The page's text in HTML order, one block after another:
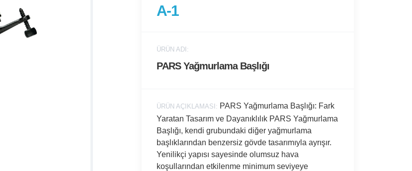
A-1
ÜRÜN ADI:
PARS Yağmurlama Başlığı
ÜRÜN AÇIKLAMASI: PARS Yağmurlama Başlığı: Fark
Yaratan Tasarım ve Dayanıklılık PARS Yağmurlama
Başlığı, kendi grubundaki diğer yağmurlama
başlıklarından benzersiz gövde tasarımıyla ayrışır.
Yenilikçi yapısı sayesinde olumsuz hava
koşullarından etkilenme minimum seviyeye